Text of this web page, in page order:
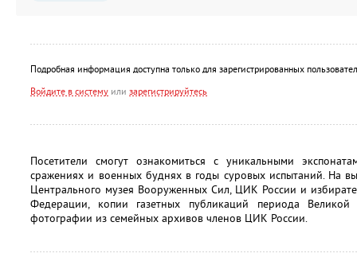
Подробная информация доступна только для зарегистрированных
Войдите в систему или зарегистрируйтесь
Посетители смогут ознакомиться с уникальными
сражениях и военных буднях в годы суровых испытаний. На
Центрального музея Вооруженных Сил, ЦИК России и
Федерации, копии газетных публикаций периода
фотографии из семейных архивов членов ЦИК России.